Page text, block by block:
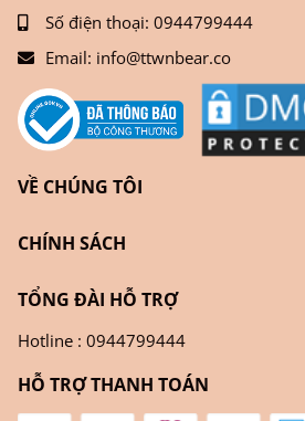
Số điện thoại: 0944799444
Email: info@ttwnbear.co
VỀ CHÚNG TÔI
CHÍNH SÁCH
TỔNG ĐÀI HỖ TRỢ
Hotline : 0944799444
HỖ TRỢ THANH TOÁN